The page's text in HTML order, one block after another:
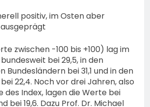
positiv, im Osten aber
zwischen -100 bis +100) lag im
bei 29,5, in den
Bundesländern bei 31,1 und in den
22,4. Noch vor drei Jahren, also
des Index, lagen die Werte bei
bei 19,6. Dazu Prof. Dr. Michael